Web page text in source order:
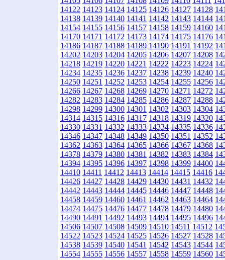
14122 14123 14124 14125 14126 14127 14128
14138 14139 14140 14141 14142 14143 14144
14154 14155 14156 14157 14158 14159 14160
14170 14171 14172 14173 14174 14175 14176
14186 14187 14188 14189 14190 14191 14192
14202 14203 14204 14205 14206 14207 14208
14218 14219 14220 14221 14222 14223 14224
14234 14235 14236 14237 14238 14239 14240
14250 14251 14252 14253 14254 14255 14256
14266 14267 14268 14269 14270 14271 14272
14282 14283 14284 14285 14286 14287 14288
14298 14299 14300 14301 14302 14303 14304
14314 14315 14316 14317 14318 14319 14320
14330 14331 14332 14333 14334 14335 14336
14346 14347 14348 14349 14350 14351 14352
14362 14363 14364 14365 14366 14367 14368
14378 14379 14380 14381 14382 14383 14384
14394 14395 14396 14397 14398 14399 14400
14410 14411 14412 14413 14414 14415 14416
14426 14427 14428 14429 14430 14431 14432
14442 14443 14444 14445 14446 14447 14448
14458 14459 14460 14461 14462 14463 14464
14474 14475 14476 14477 14478 14479 14480
14490 14491 14492 14493 14494 14495 14496
14506 14507 14508 14509 14510 14511 14512
14522 14523 14524 14525 14526 14527 14528
14538 14539 14540 14541 14542 14543 14544
14554 14555 14556 14557 14558 14559 14560